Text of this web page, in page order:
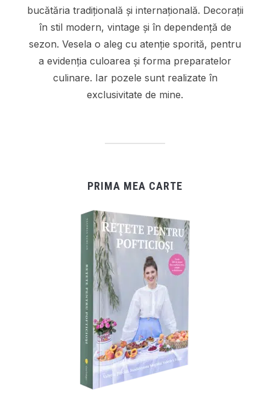
bucătăria tradițională și internațională. Decorații
în stil modern, vintage și în dependență de
sezon. Vesela o aleg cu atenție sporită, pentru
a evidenția culoarea și forma preparatelor
culinare. Iar pozele sunt realizate în
exclusivitate de mine.
PRIMA MEA CARTE